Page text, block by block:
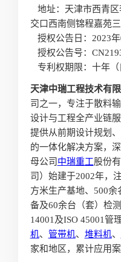
地址：天津市西青区
交口西南侧锦程嘉苑
授权公告日：2023年
授权公告号：
专利权期限：十年（
天津中瑞工程技术有
司之一，专注于散料
设计与工程全产业链
提供从前期设计规划
的一体化解决方案，
母公司中瑞重工股份
司）始建于2002年，
方米生产基地、500
备及60余台（套）检
14001及ISO 45001管
机、 管带机、 堆料机、
家和地区，累计应用案